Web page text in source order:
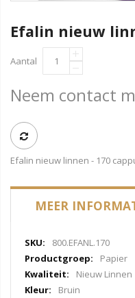
Efalin nieuw
Aantal
Neem contact
Efalin nieuw linnen - 170
MEER
Meer
informatie
800.EFANL.170
Papier
Nieuw Linnen
Bruin